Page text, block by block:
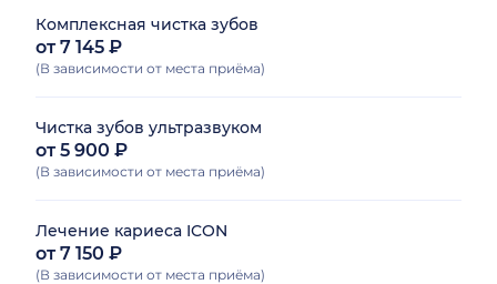
Комплексная чистка зубов
от 7 145 ₽
(В зависимости от места приёма)
Чистка зубов ультразвуком
от 5 900 ₽
(В зависимости от места приёма)
Лечение кариеса ICON
от 7 150 ₽
(В зависимости от места приёма)